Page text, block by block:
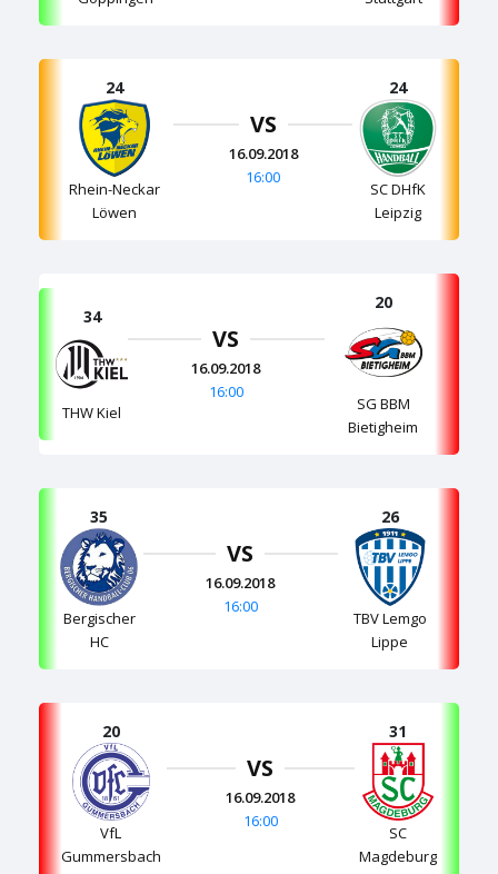
24
Rhein-Neckar
Löwen
VS
16.09.2018
16:00
24
SC DHfK
Leipzig
34
THW Kiel
VS
16.09.2018
16:00
20
SG BBM
Bietigheim
35
Bergischer
HC
VS
16.09.2018
16:00
26
TBV Lemgo
Lippe
20
VfL
Gummersbach
VS
16.09.2018
16:00
31
SC
Magdeburg